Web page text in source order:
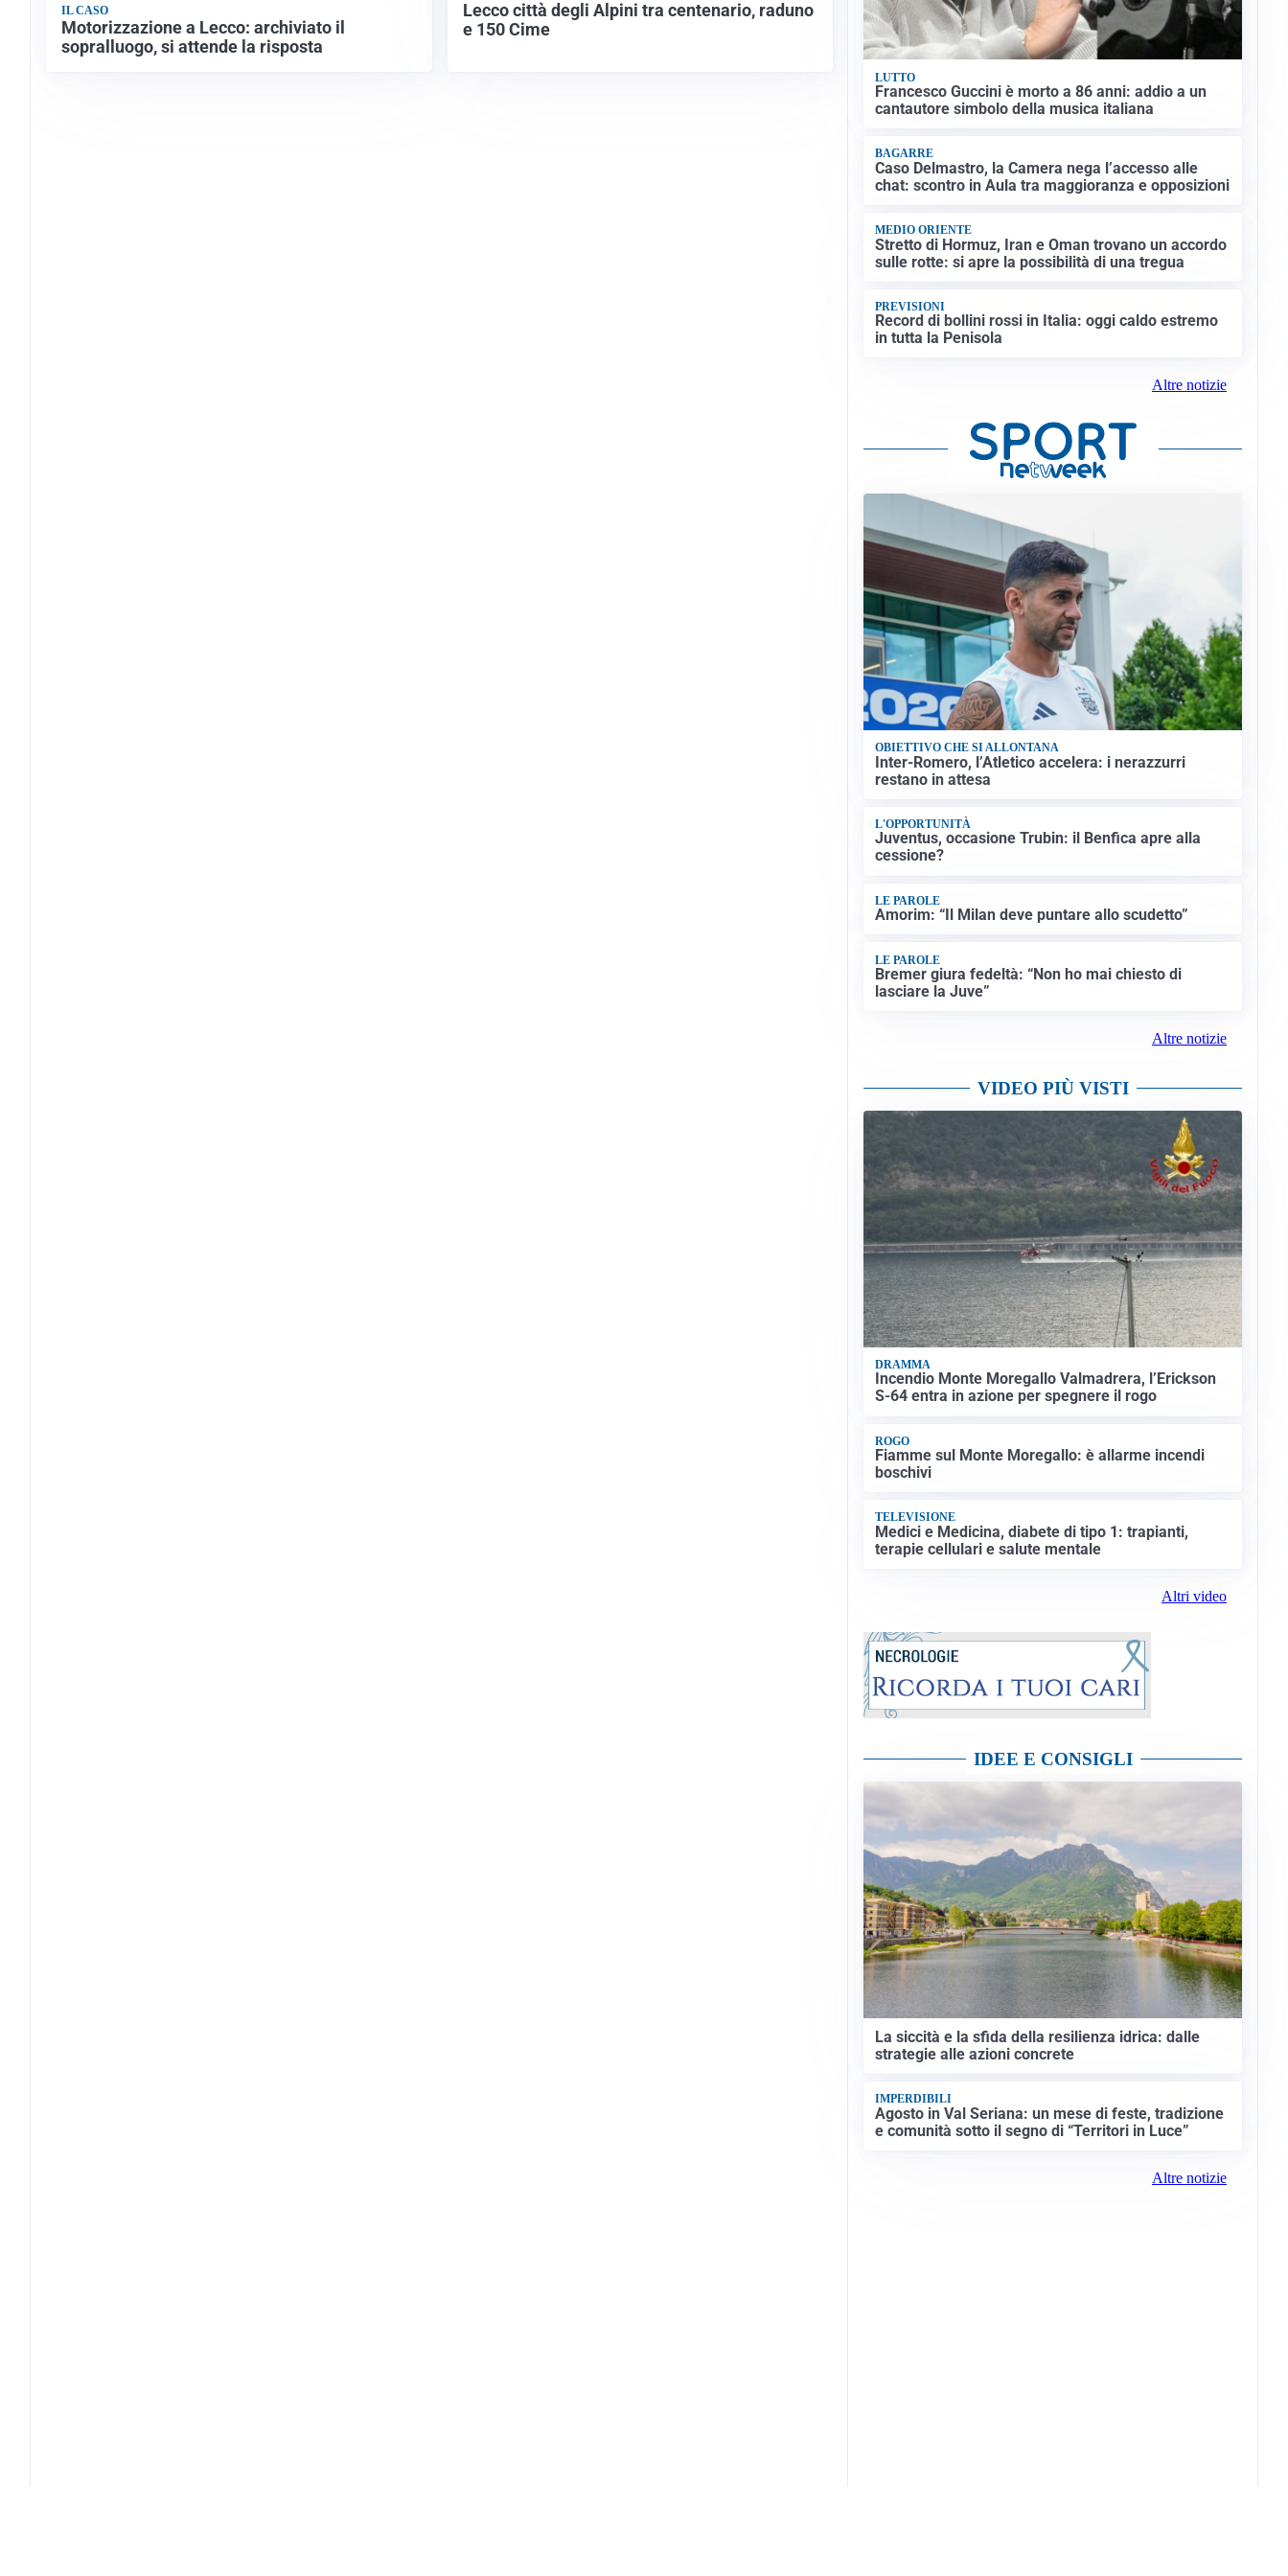
IL CASO
Motorizzazione a Lecco: archiviato il
sopralluogo, si attende la risposta
Lecco città degli Alpini tra centenario, raduno
e 150 Cime
LUTTO
Francesco Guccini è morto a 86 anni: addio a un
cantautore simbolo della musica italiana
BAGARRE
Caso Delmastro, la Camera nega l’accesso alle
chat: scontro in Aula tra maggioranza e opposizioni
MEDIO ORIENTE
Stretto di Hormuz, Iran e Oman trovano un accordo
sulle rotte: si apre la possibilità di una tregua
PREVISIONI
Record di bollini rossi in Italia: oggi caldo estremo
in tutta la Penisola
Altre notizie
OBIETTIVO CHE SI ALLONTANA
Inter-Romero, l’Atletico accelera: i nerazzurri
restano in attesa
L'OPPORTUNITÀ
Juventus, occasione Trubin: il Benfica apre alla
cessione?
LE PAROLE
Amorim: “Il Milan deve puntare allo scudetto”
LE PAROLE
Bremer giura fedeltà: “Non ho mai chiesto di
lasciare la Juve”
Altre notizie
VIDEO PIÙ VISTI
DRAMMA
Incendio Monte Moregallo Valmadrera, l’Erickson
S-64 entra in azione per spegnere il rogo
ROGO
Fiamme sul Monte Moregallo: è allarme incendi
boschivi
TELEVISIONE
Medici e Medicina, diabete di tipo 1: trapianti,
terapie cellulari e salute mentale
Altri video
IDEE E CONSIGLI
La siccità e la sfida della resilienza idrica: dalle
strategie alle azioni concrete
IMPERDIBILI
Agosto in Val Seriana: un mese di feste, tradizione
e comunità sotto il segno di “Territori in Luce”
Altre notizie